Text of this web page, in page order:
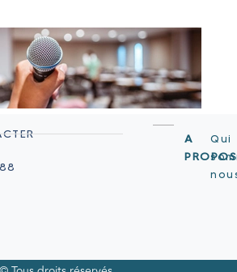
A
PROPOS
Qui